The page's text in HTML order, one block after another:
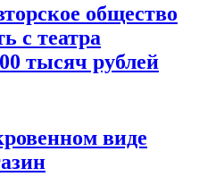
общество
с театра
тысяч рублей
виде